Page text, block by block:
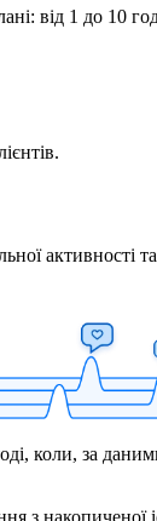
від 1 до 10
активності
коли, за